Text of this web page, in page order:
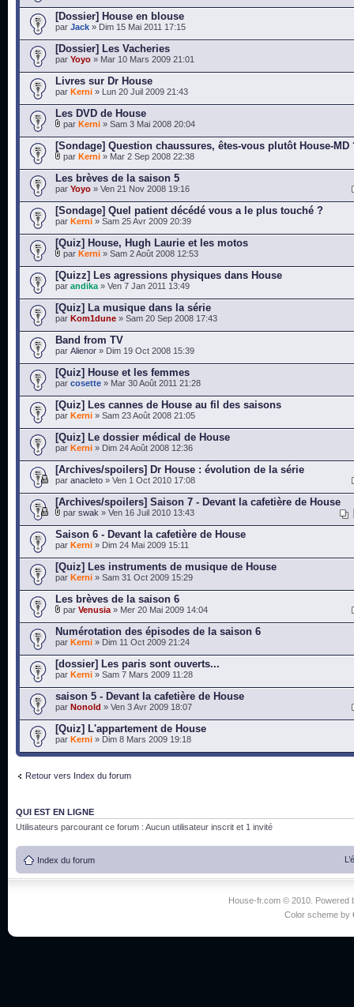
[Dossier] House en blouse
par Jack » Dim 15 Mai 2011 17:15
[Dossier] Les Vacheries
par Yoyo » Mar 10 Mars 2009 21:01
Livres sur Dr House
par Kerni » Lun 20 Juil 2009 21:43
Les DVD de House
par Kerni » Sam 3 Mai 2008 20:04
[Sondage] Question chaussures, êtes-vous plutôt House-MD
par Kerni » Mar 2 Sep 2008 22:38
Les brèves de la saison 5
par Yoyo » Ven 21 Nov 2008 19:16
[Sondage] Quel patient décédé vous a le plus touché ?
par Kerni » Sam 25 Avr 2009 20:39
[Quiz] House, Hugh Laurie et les motos
par Kerni » Sam 2 Août 2008 12:53
[Quizz] Les agressions physiques dans House
par andika » Ven 7 Jan 2011 13:49
[Quiz] La musique dans la série
par Kom1dune » Sam 20 Sep 2008 17:43
Band from TV
par Alienor » Dim 19 Oct 2008 15:39
[Quiz] House et les femmes
par cosette » Mar 30 Août 2011 21:28
[Quiz] Les cannes de House au fil des saisons
par Kerni » Sam 23 Août 2008 21:05
[Quiz] Le dossier médical de House
par Kerni » Dim 24 Août 2008 12:36
[Archives/spoilers] Dr House : évolution de la série
par anacleto » Ven 1 Oct 2010 17:08
[Archives/spoilers] Saison 7 - Devant la cafetière de House
par swak » Ven 16 Juil 2010 13:43
Saison 6 - Devant la cafetière de House
par Kerni » Dim 24 Mai 2009 15:11
[Quiz] Les instruments de musique de House
par Kerni » Sam 31 Oct 2009 15:29
Les brèves de la saison 6
par Venusia » Mer 20 Mai 2009 14:04
Numérotation des épisodes de la saison 6
par Kerni » Dim 11 Oct 2009 21:24
[dossier] Les paris sont ouverts...
par Kerni » Sam 7 Mars 2009 11:28
saison 5 - Devant la cafetière de House
par Nonold » Ven 3 Avr 2009 18:07
[Quiz] L'appartement de House
par Kerni » Dim 8 Mars 2009 19:18
Retour vers Index du forum
QUI EST EN LIGNE
Utilisateurs parcourant ce forum : Aucun utilisateur inscrit et 1 invité
Index du forum
House-fr.com © 2010. Powered
Color scheme by